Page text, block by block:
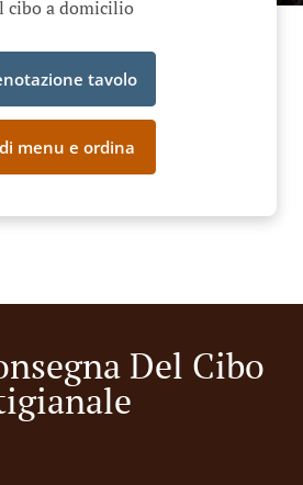
cibo a domicilio
tavolo
menu e ordina
Del Cibo